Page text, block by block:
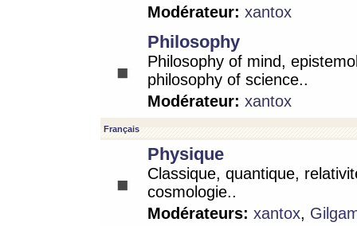
Modérateur: xantox
Philosophy
Philosophy of mind,
philosophy of science..
Modérateur: xantox
Français
Physique
Classique, quantique,
cosmologie..
Modérateurs: xantox,